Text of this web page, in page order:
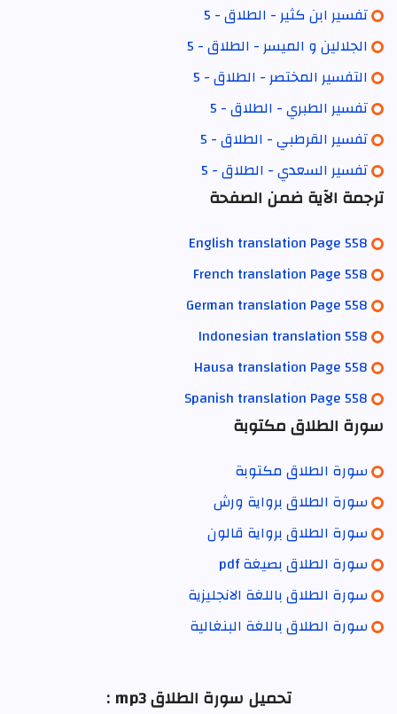
تفسير ابن كثير - الطلاق - 5
الجلالين و الميسر - الطلاق - 5
التفسير المختصر - الطلاق - 5
تفسير الطبري - الطلاق - 5
تفسير القرطبي - الطلاق - 5
تفسير السعدي - الطلاق - 5
ترجمة الآية ضمن الصفحة
English translation Page 558
French translation Page 558
German translation Page 558
Indonesian translation 558
Hausa translation Page 558
Spanish translation Page 558
سورة الطلاق مكتوبة
سورة الطلاق مكتوبة
سورة الطلاق برواية ورش
سورة الطلاق برواية قالون
سورة الطلاق بصيغة pdf
سورة الطلاق باللغة الانجليزية
سورة الطلاق باللغة البنغالية
تحميل سورة الطلاق mp3 :